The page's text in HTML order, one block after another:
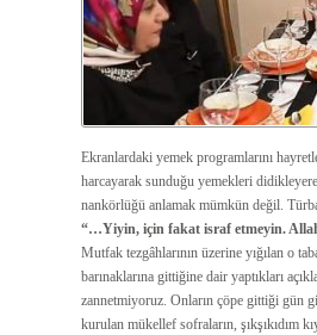
Ekranlardaki yemek programlarını
harcayarak sunduğu yemekleri
nankörlüğü anlamak mümkün değil.
“…Yiyin, için fakat israf etmeyin.
Mutfak tezgâhlarının üzerine yığılan o
barınaklarına gittiğine dair yaptıkları
zannetmiyoruz. Onların çöpe gittiği gün
kurulan mükellef sofraların, şıkşıkıdım